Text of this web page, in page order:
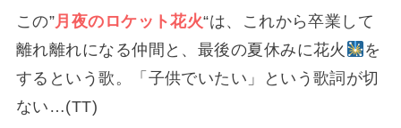
この”月夜のロケット花火“は、これから卒業して
離れ離れになる仲間と、最後の夏休みに花火
を
するという歌。「子供でいたい」という歌詞が切
ない…(TT)